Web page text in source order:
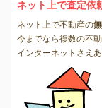
ネット上で査定依
ネット上で不動産の
今までなら複数の不
インターネットさえ